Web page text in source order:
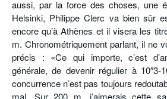
aussi, par la force des choses, une
Helsinki, Philippe Clerc va bien sûr
encore qu’à Athènes et il visera les
m. Chronométriquement parlant, il ne
précis : «Ce qui importe, c’est
générale, de devenir régulier à 10″3-
concurrence n’est pas toujours
mal. Sur 200 m, j’aimerais cette